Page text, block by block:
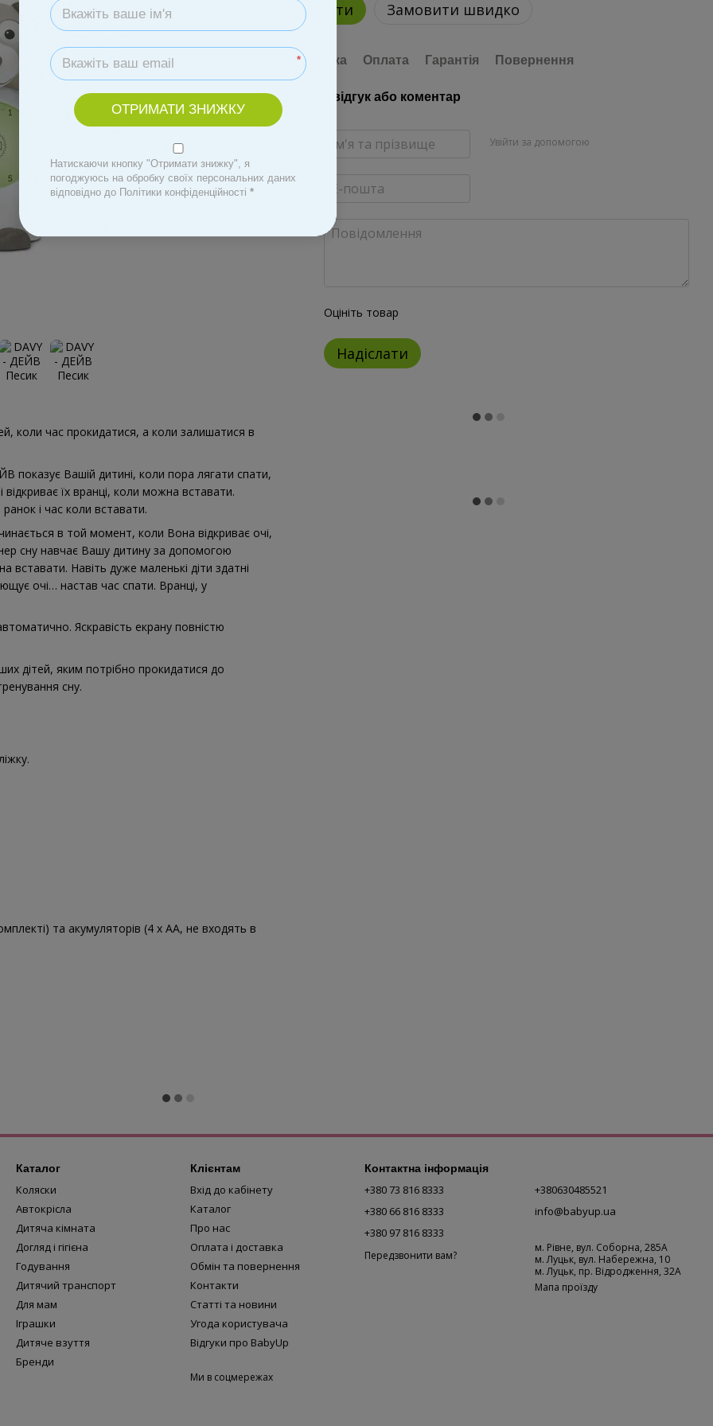
коли час прокидатися, а коли залишатися в
показує Вашій дитині, коли пора лягати спати,
їх вранці, коли можна вставати.
і час коли вставати.
в той момент, коли Вона відкриває очі,
сну навчає Вашу дитину за допомогою
вставати. Навіть дуже маленькі діти здатні
очі… настав час спати. Вранці, у
Яскравість екрану повністю
дітей, яким потрібно прокидатися до
сну.
та акумуляторів (4 x AA, не входять в
Купити Замовити швидко
Доставка Оплата Гарантія Повернення
Новий відгук або коментар
Увійти за допомогою
Оцініть товар
Надіслати
Каталог
Коляски
Автокрісла
Дитяча кімната
Догляд і гігієна
Годування
Дитячий транспорт
Для мам
Іграшки
Дитяче взуття
Бренди
Клієнтам
Вхід до кабінету
Каталог
Про нас
Оплата і доставка
Обмін та повернення
Контакти
Статті та новини
Угода користувача
Відгуки про BabyUp
Ми в соцмережах
Контактна інформація
+380 73 816 8333
+380 66 816 8333
+380 97 816 8333
Передзвонити вам?
+380630485521
info@babyup.ua
м. Рівне, вул. Соборна, 285А
м. Луцьк, вул. Набережна, 10
м. Луцьк, пр. Відродження, 32А
Мапа проїзду
*
ОТРИМАТИ ЗНИЖКУ
Натискаючи кнопку "Отримати знижку", я
погоджуюсь на обробку своїх персональних даних
відповідно до Політики конфіденційності *